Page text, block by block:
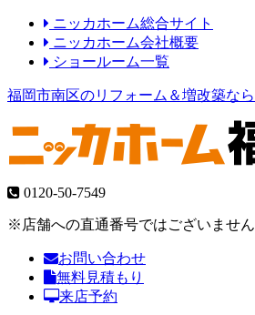
ニッカホーム総合サイト
ニッカホーム会社概要
ショールーム一覧
福岡市南区のリフォーム＆増改築なら
0120-50-7549
※店舗への直通番号ではございません
お問い合わせ
無料見積もり
来店予約